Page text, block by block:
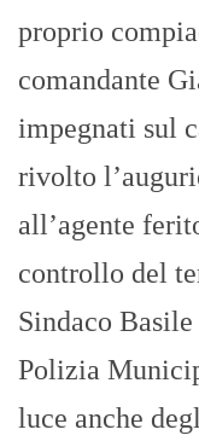
proprio
comandante
impegnati sul
rivolto
all’agente
controllo del
Sindaco
Polizia
luce anche